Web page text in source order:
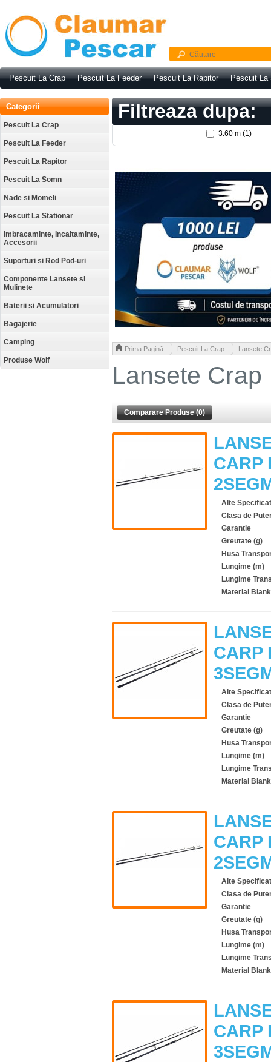
Pescuit La Crap Pescuit La Feeder Pescuit La Rapitor Pescuit La
Categorii
Pescuit La Crap
Pescuit La Feeder
Pescuit La Rapitor
Pescuit La Somn
Nade si Momeli
Pescuit La Stationar
Imbracaminte, Incaltaminte,
Accesorii
Suporturi si Rod Pod-uri
Componente Lansete si
Mulinete
Baterii si Acumulatori
Bagajerie
Camping
Produse Wolf
Filtreaza dupa:
3.60 m (1)
Prima Pagină Pescuit La Crap Lansete
Lansete Crap
Comparare Produse (0)
CARP
Alte
Clasa de
Garantie
Greutate (g)
Husa
Lungime (m)
Lungime
Material Blank
CARP
Alte
Clasa de
Garantie
Greutate (g)
Husa
Lungime (m)
Lungime
Material Blank
CARP
Alte
Clasa de
Garantie
Greutate (g)
Husa
Lungime (m)
Lungime
Material Blank
CARP